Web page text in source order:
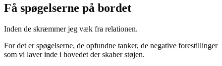
Få spøgelserne på bordet
Inden de skræmmer jeg væk fra relationen.
For det er spøgelserne, de opfundne tanker, de negative forestillinger
som vi laver inde i hovedet der skaber støjen.